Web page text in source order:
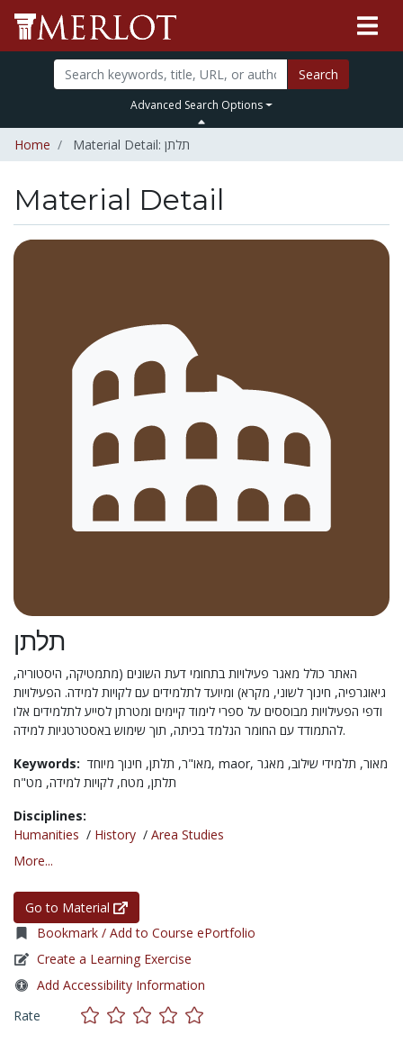
Search
Advanced Search Options
Home Material Detail: תלתן
Material Detail
תלתן
האתר כולל מאגר פעילויות בתחומי דעת השונים (מתמטיקה, היסטוריה,
גיאוגרפיה, חינוך לשוני, מקרא) ומיועד לתלמידים עם לקויות למידה. הפעילויות
ודפי הפעילויות מבוססים על ספרי לימוד קיימים ומטרתן לסייע לתלמידים אלו
להתמודד עם החומר הנלמד בכיתה, תוך שימוש באסטרטגיות למידה.
Keywords:
מאו"ר, תלתן, חינוך מיוחד, maor, מאור, תלמידי שילוב, מאגר
תלתן, מטח, לקויות למידה, מט"ח
Disciplines:
Humanities / History / Area Studies
More...
Go to Material
Bookmark / Add to Course ePortfolio
Create a Learning Exercise
Add Accessibility Information
Rate